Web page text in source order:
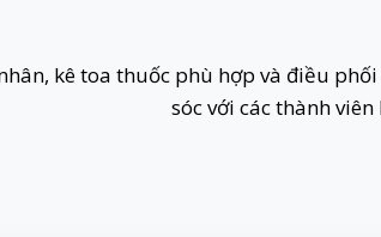
kê toa thuốc phù hợp và điều
sóc với các thành